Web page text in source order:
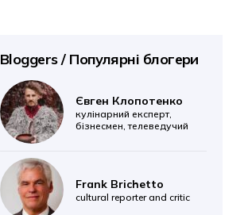
Bloggers / Популярні блогери
Євген Клопотенко
кулінарний експерт,
бізнесмен, телеведучий
Frank Brichetto
cultural reporter and critic